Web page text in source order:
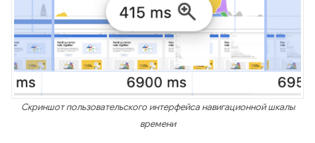
Скриншот пользовательского интерфейса навигационной шкалы
времени